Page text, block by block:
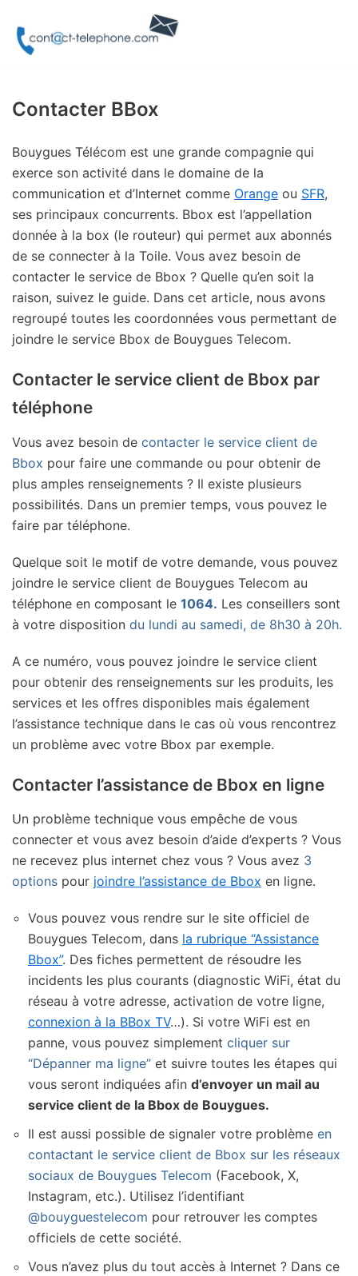
Aller
Contacter BBox
Bouygues Télécom est une grande compagnie qui
exerce son activité dans le domaine de la
communication et d’Internet comme Orange ou SFR,
ses principaux concurrents. Bbox est l’appellation
donnée à la box (le routeur) qui permet aux abonnés
de se connecter à la Toile. Vous avez besoin de
contacter le service de Bbox ? Quelle qu’en soit la
raison, suivez le guide. Dans cet article, nous avons
regroupé toutes les coordonnées vous permettant de
joindre le service Bbox de Bouygues Telecom.
Contacter le service client de Bbox par
téléphone
Vous avez besoin de contacter le service client de
Bbox pour faire une commande ou pour obtenir de
plus amples renseignements ? Il existe plusieurs
possibilités. Dans un premier temps, vous pouvez le
faire par téléphone.
Quelque soit le motif de votre demande, vous pouvez
joindre le service client de Bouygues Telecom au
téléphone en composant le 1064. Les conseillers sont
à votre disposition du lundi au samedi, de 8h30 à 20h.
A ce numéro, vous pouvez joindre le service client
pour obtenir des renseignements sur les produits, les
services et les offres disponibles mais également
l’assistance technique dans le cas où vous rencontrez
un problème avec votre Bbox par exemple.
Contacter l’assistance de Bbox en ligne
Un problème technique vous empêche de vous
connecter et vous avez besoin d’aide d’experts ? Vous
ne recevez plus internet chez vous ? Vous avez 3
options pour joindre l’assistance de Bbox en ligne.
Vous pouvez vous rendre sur le site officiel de
Bouygues Telecom, dans la rubrique “Assistance
Bbox”. Des fiches permettent de résoudre les
incidents les plus courants (diagnostic WiFi, état du
réseau à votre adresse, activation de votre ligne,
connexion à la BBox TV…). Si votre WiFi est en
panne, vous pouvez simplement cliquer sur
“Dépanner ma ligne” et suivre toutes les étapes qui
vous seront indiquées afin d’envoyer un mail au
service client de la Bbox de Bouygues.
Il est aussi possible de signaler votre problème en
contactant le service client de Bbox sur les réseaux
sociaux de Bouygues Telecom (Facebook, X,
Instagram, etc.). Utilisez l’identifiant
@bouyguestelecom pour retrouver les comptes
officiels de cette société.
Vous n’avez plus du tout accès à Internet ? Dans ce